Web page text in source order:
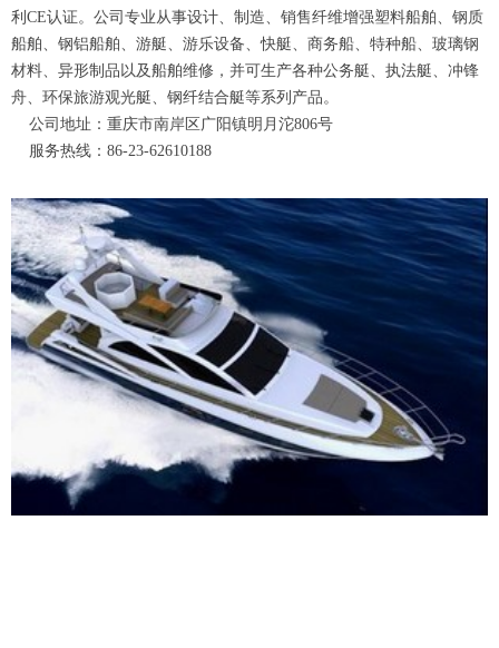
利CE认证。公司专业从事设计、制造、销售纤维增强塑料船舶、钢质
船舶、钢铝船舶、游艇、游乐设备、快艇、商务船、特种船、玻璃钢
材料、异形制品以及船舶维修，并可生产各种公务艇、执法艇、冲锋
舟、环保旅游观光艇、钢纤结合艇等系列产品。
公司地址：重庆市南岸区广阳镇明月沱806号
服务热线：86-23-62610188